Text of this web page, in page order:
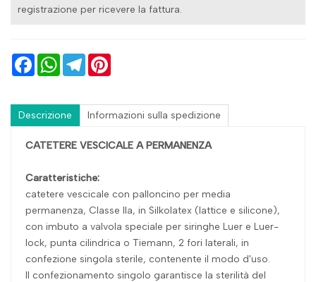
registrazione per ricevere la fattura.
FacebookWhatsAppTelegram
Descrizione Informazioni sulla spedizione
CATETERE VESCICALE A PERMANENZA
Caratteristiche:
catetere vescicale con palloncino per media
permanenza, Classe IIa, in Silkolatex (lattice e silicone),
con imbuto a valvola speciale per siringhe Luer e Luer-
lock, punta cilindrica o Tiemann, 2 fori laterali, in
confezione singola sterile, contenente il modo d'uso.
Il confezionamento singolo garantisce la sterilità del